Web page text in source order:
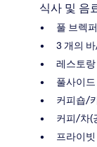
식사 및 음
풀 브렉
3 개의
레스토랑
풀사이
커피숍/
커피/차(
프라이